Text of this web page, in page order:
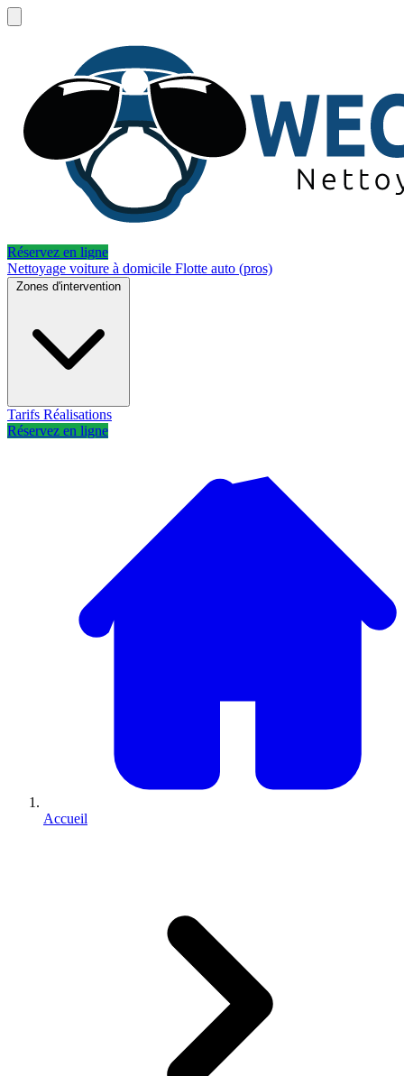
Réservez en ligne
Nettoyage voiture à domicile Flotte auto (pros)
Zones d'intervention
Tarifs Réalisations
Réservez en ligne
Accueil